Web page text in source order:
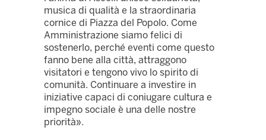
musica di qualità e la straordinaria
cornice di Piazza del Popolo. Come
Amministrazione siamo felici di
sostenerlo, perché eventi come questo
fanno bene alla città, attraggono
visitatori e tengono vivo lo spirito di
comunità. Continuare a investire in
iniziative capaci di coniugare cultura e
impegno sociale è una delle nostre
priorità».